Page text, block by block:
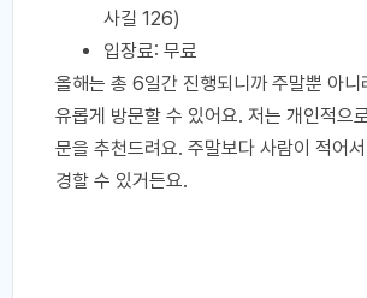
사길 126)
입장료: 무료
올해는 총 6일간 진행되니까 주말뿐 아니
유롭게 방문할 수 있어요. 저는 개인적으
문을 추천드려요. 주말보다 사람이 적어
경할 수 있거든요.